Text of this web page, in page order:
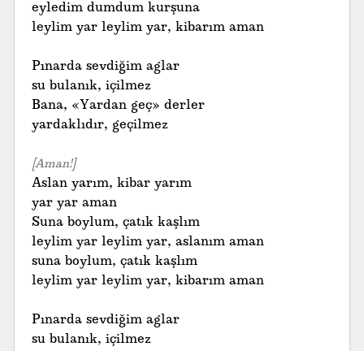
eyledim dumdum kurşuna
leylim yar leylim yar, kibarım aman
Pınarda sevdiğim aglar
su bulanık, içilmez
Bana, «Yardan geç» derler
yardaklıdır, geçilmez
[Aman!]
Aslan yarım, kibar yarım
yar yar aman
Suna boylum, çatık kaşlım
leylim yar leylim yar, aslanım aman
suna boylum, çatık kaşlım
leylim yar leylim yar, kibarım aman
Pınarda sevdiğim aglar
su bulanık, içilmez